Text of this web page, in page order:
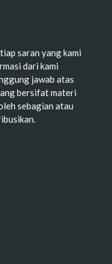
saran yang kami
dari kami
jawab atas
bersifat materi
sebagian atau